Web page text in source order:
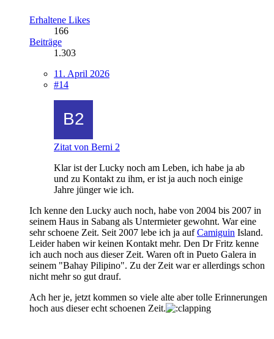
Erhaltene Likes
166
Beiträge
1.303
11. April 2026
#14
Zitat von Berni 2
Klar ist der Lucky noch am Leben, ich habe ja ab
und zu Kontakt zu ihm, er ist ja auch noch einige
Jahre jünger wie ich.
Ich kenne den Lucky auch noch, habe von 2004 bis 2007 in
seinem Haus in Sabang als Untermieter gewohnt. War eine
sehr schoene Zeit. Seit 2007 lebe ich ja aufCamiguin Island.
Leider haben wir keinen Kontakt mehr. Den Dr Fritz kenne
ich auch noch aus dieser Zeit. Waren oft in Pueto Galera in
seinem "Bahay Pilipino". Zu der Zeit war er allerdings schon
nicht mehr so gut drauf.
Ach her je, jetzt kommen so viele alte aber tolle Erinnerungen
hoch aus dieser echt schoenen Zeit.